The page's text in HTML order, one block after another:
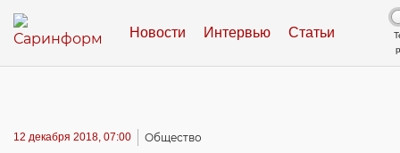
Новости Интервью Статьи
12 декабря 2018, 07:00 Общество